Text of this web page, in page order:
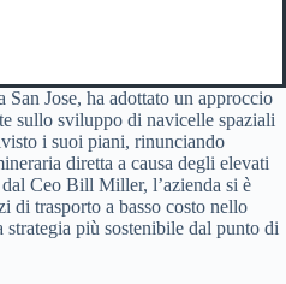
San Jose, ha adottato un approccio
sullo sviluppo di navicelle spaziali
i suoi piani, rinunciando
diretta a causa degli elevati
dal Ceo Bill Miller, l’azienda si è
di trasporto a basso costo nello
più sostenibile dal punto di